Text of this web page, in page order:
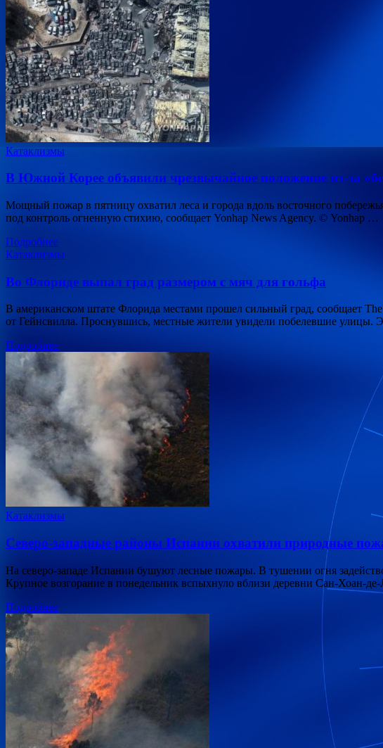
Катаклизмы
В Южной Корее объявили чрезвычайное положение из-за
Мощный пожар в пятницу охватил леса и города вдоль восточного
под контроль огненную стихию, сообщает Yonhap News Agency. © Yonhap …
Подробнее
Катаклизмы
Во Флориде выпал град размером с мяч для гольфа
В американском штате Флорида местами прошел сильный град, сообщает
от Гейнсвилла. Проснувшись, местные жители увидели побелевшие улицы.
Подробнее
Катаклизмы
Северо-западные районы Испании охватили природные
На северо-западе Испании бушуют лесные пожары. В тушении огня
Крупное возгорание в понедельник вспыхнуло вблизи деревни Сан-Хоан-
Подробнее